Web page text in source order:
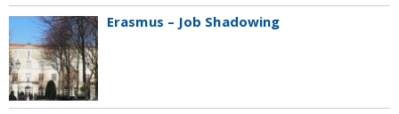
Erasmus – Job Shadowing